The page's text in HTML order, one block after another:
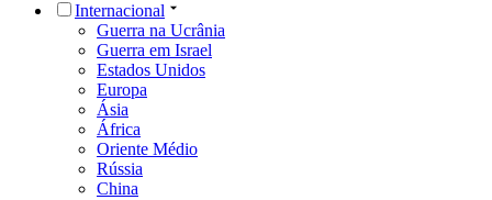
Internacional
Guerra na Ucrânia
Guerra em Israel
Estados Unidos
Europa
Ásia
África
Oriente Médio
Rússia
China